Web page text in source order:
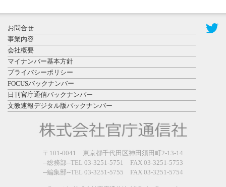
登録有形文
化財となっ
た東北大植
物園八...
日更新
県警等と大
規模災害時
お問合せ
事業内容
会社概要
マイナンバー基本方針
プライバシーポリシー
FOCUSバックナンバー
日刊官庁通信バックナンバー
文教速報デジタル版バックナンバー
〒101-0041 東京都千代田区神田須田町2-13-14
--総務部--TEL 03-3251-5751 FAX 03-3251-5753
--編集部--TEL 03-3251-5755 FAX 03-3251-5754